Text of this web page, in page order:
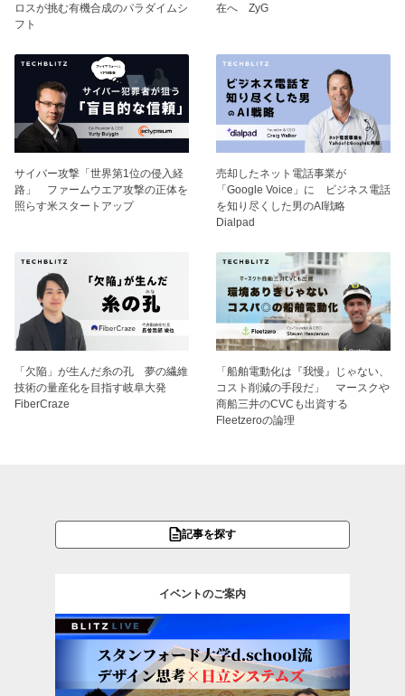
ロスが挑む有機合成のパラダイムシ
フト
在へ ZyG
サイバー攻撃「世界第1位の侵入経
路」 ファームウエア攻撃の正体を
照らす米スタートアップ
売却したネット電話事業が
「Google Voice」に ビジネス電話
を知り尽くした男のAI戦略
Dialpad
「欠陥」が生んだ糸の孔 夢の繊維
技術の量産化を目指す岐阜大発
FiberCraze
「船舶電動化は『我慢』じゃない、
コスト削減の手段だ」 マースクや
商船三井のCVCも出資する
Fleetzeroの論理
記事を探す
イベントのご案内